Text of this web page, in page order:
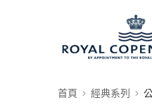
首頁 經典系列